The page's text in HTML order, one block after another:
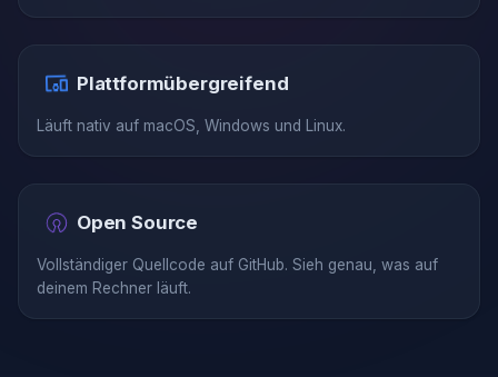
Plattformübergreifend
Läuft nativ auf macOS, Windows und Linux.
Open Source
Vollständiger Quellcode auf GitHub. Sieh genau, was auf
deinem Rechner läuft.